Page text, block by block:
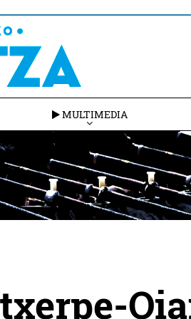
MULTIMEDIA